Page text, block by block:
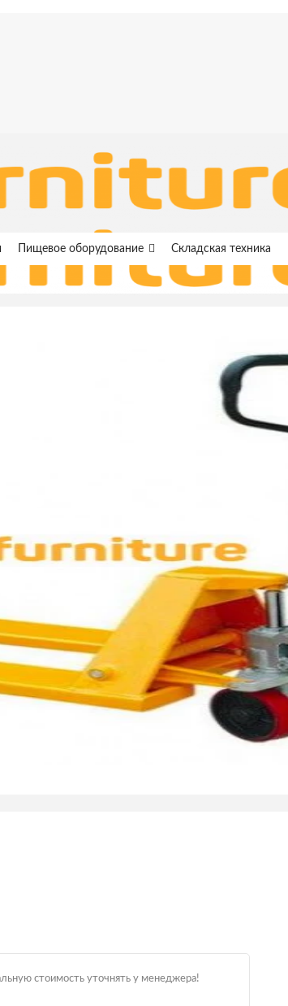
Пищевое оборудование Складская техника
стоимость уточнять у менеджера!